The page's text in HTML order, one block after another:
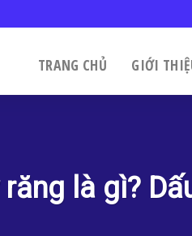
TRANG CHỦ GIỚI
là gì?